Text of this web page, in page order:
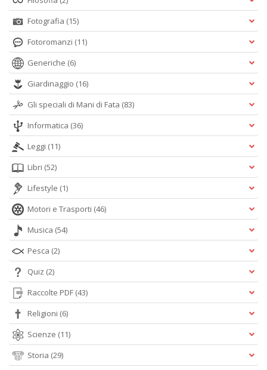
Fotografia (15)
Fotoromanzi (11)
Generiche (6)
Giardinaggio (16)
Gli speciali di Mani di Fata (83)
Informatica (36)
Leggi (11)
Libri (52)
Lifestyle (1)
Motori e Trasporti (46)
Musica (54)
Pesca (2)
Quiz (2)
Raccolte PDF (43)
Religioni (6)
Scienze (11)
Storia (29)